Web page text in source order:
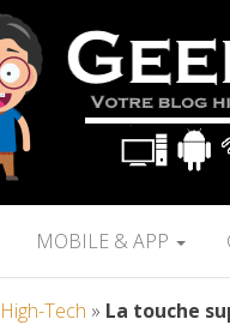
MOBILE & APP
High-Tech » La touche